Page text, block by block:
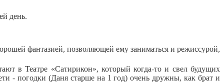
день.
фантазией, позволяющей ему заниматься и режиссурой,
в Театре «Сатирикон», который когда-то и свел будущих
- погодки (Даня старше на 1 год) очень дружны, как брат и